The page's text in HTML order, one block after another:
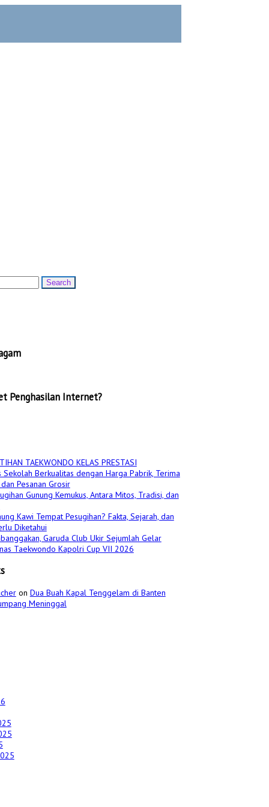
Penghasilan Internet?
TAEKWONDO KELAS PRESTASI
Sekolah Berkualitas dengan Harga Pabrik, Terima
Pesanan Grosir
Gunung Kemukus, Antara Mitos, Tradisi, dan
Kawi Tempat Pesugihan? Fakta, Sejarah, dan
Diketahui
Garuda Club Ukir Sejumlah Gelar
Taekwondo Kapolri Cup VII 2026
on Dua Buah Kapal Tenggelam di Banten
Meninggal